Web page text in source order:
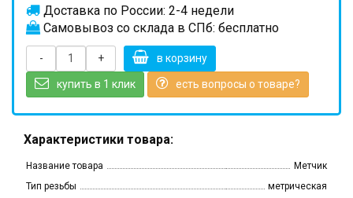
Доставка по России: 2-4 недели
Самовывоз со склада в СПб: бесплатно
- + в корзину
купить в 1 клик есть вопросы о товаре?
Характеристики товара:
Название товара
Метчик
Тип резьбы
метрическая